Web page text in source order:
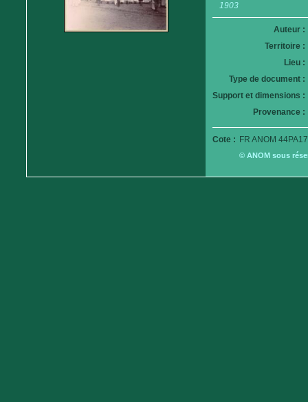
1903
Auteur :
Territoire :
Lieu :
Type de document :
Support et dimensions :
Provenance :
Cote : FR ANOM
© ANOM sous